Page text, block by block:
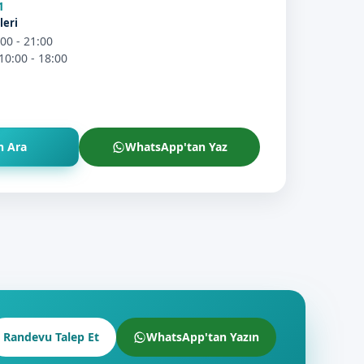
- 21:00
- 18:00
Ara WhatsApp'tan Yaz
Randevu Talep Et WhatsApp'tan Yazın